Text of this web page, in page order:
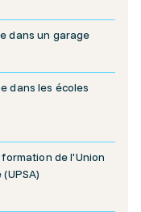
dans un garage
dans les écoles
de l'Union